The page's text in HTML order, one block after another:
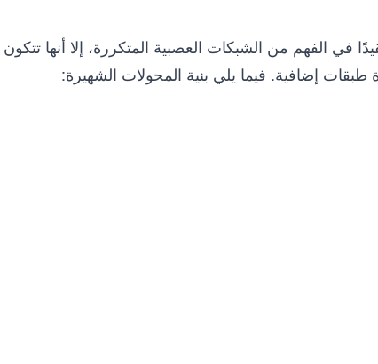
في الفهم من الشبكات العصبية المتكررة، إلا أنها
إضافية. فيما يلي بنية المحولات الشهيرة: